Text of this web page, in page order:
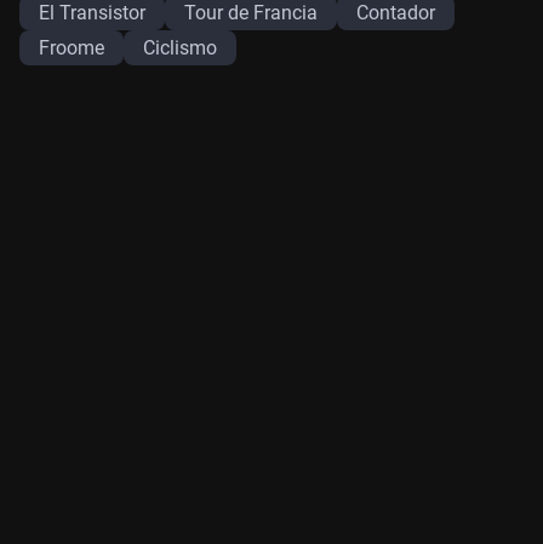
El Transistor Tour de Francia
Contador
Froome
Ciclismo